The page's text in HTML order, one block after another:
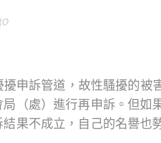
申訴管道，故性騷擾的被
（處）進行再申訴。但如
果不成立，自己的名譽也